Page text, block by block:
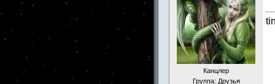
Канцлер
Группа: Друзья